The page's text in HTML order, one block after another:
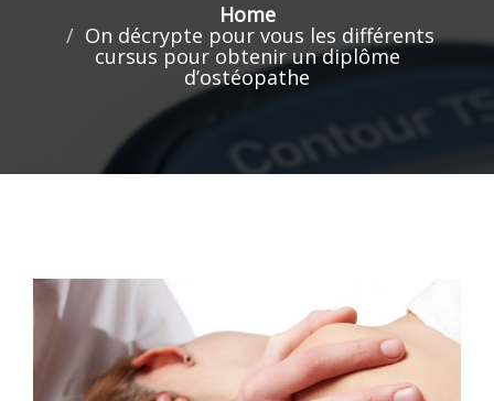
Home
On décrypte pour vous les différents
cursus pour obtenir un diplôme
d’ostéopathe